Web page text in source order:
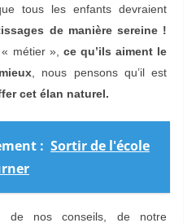
tous les enfants devraient
de manière sereine !
métier », ce qu’ils aiment le
, nous pensons qu’il est
cet élan naturel.
: Sortir de l'école
de nos conseils, de notre